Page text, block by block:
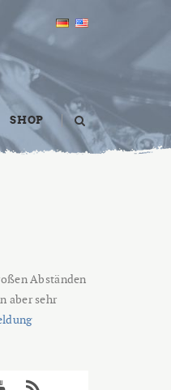
SHOP
Abständen
aber sehr